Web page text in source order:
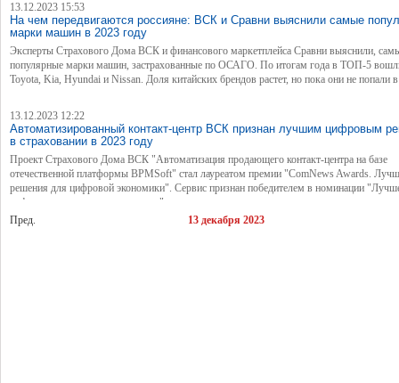
действующих вкладов и накопительных счетов в течение 30 дней до открытия нового
13.12.2023 15:53
На чем передвигаются россияне: ВСК и Сравни выяснили самые
марки машин в 2023 году
Эксперты Страхового Дома ВСК и финансового маркетплейса Сравни выяснили,
популярные марки машин, застрахованные по ОСАГО. По итогам года в ТОП-5
Toyota, Kia, Hyundai и Nissan. Доля китайских брендов растет, но пока они не попали
13.12.2023 12:22
Автоматизированный контакт-центр ВСК признан лучшим цифровым
в страховании в 2023 году
Проект Страхового Дома ВСК "Автоматизация продающего контакт-центра на базе
отечественной платформы BPMSoft" стал лауреатом премии "ComNews Awards.
решения для цифровой экономики". Сервис признан победителем в номинации
цифровое решение в страховании".
Пред.
13 декабря 2023